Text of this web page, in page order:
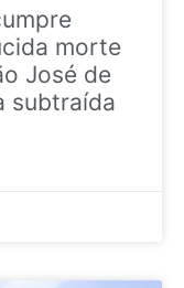
morte
José de
subtraída